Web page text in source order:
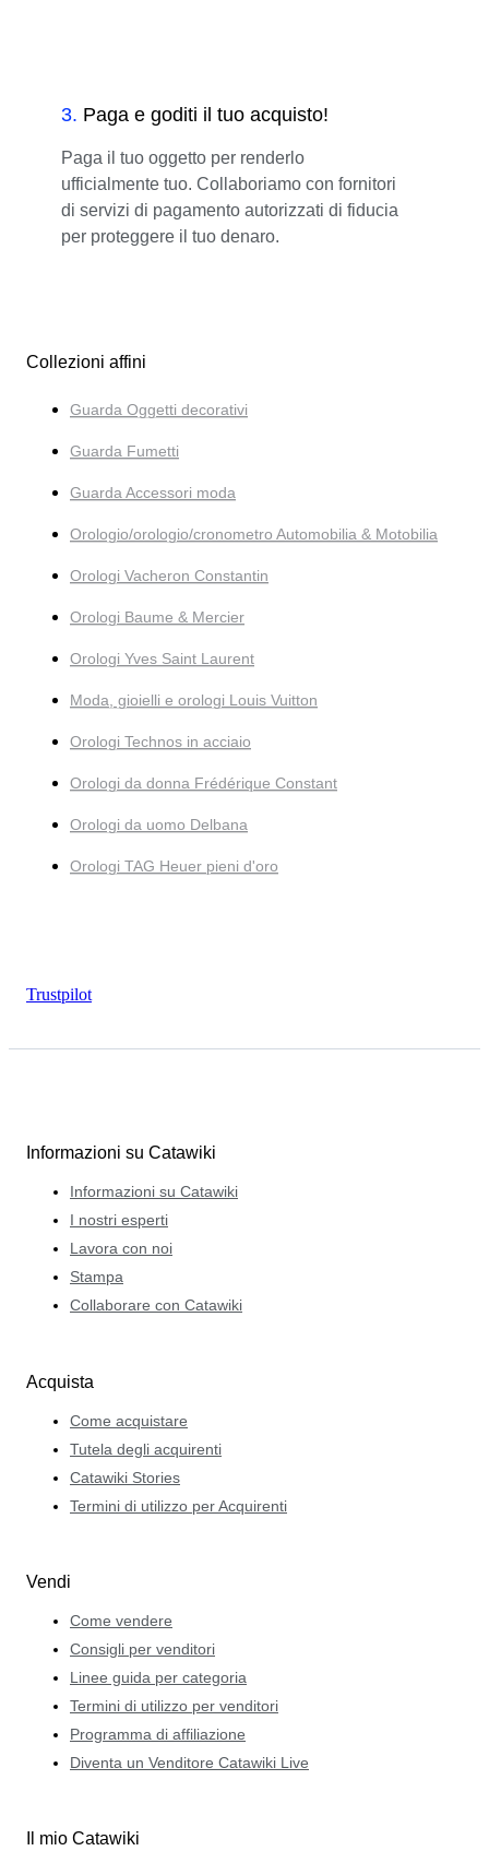
3. Paga e goditi il tuo acquisto!
Paga il tuo oggetto per renderlo
ufficialmente tuo. Collaboriamo con fornitori
di servizi di pagamento autorizzati di fiducia
per proteggere il tuo denaro.
Collezioni affini
Guarda Oggetti decorativi
Guarda Fumetti
Guarda Accessori moda
Orologio/orologio/cronometro Automobilia & Motobilia
Orologi Vacheron Constantin
Orologi Baume & Mercier
Orologi Yves Saint Laurent
Moda, gioielli e orologi Louis Vuitton
Orologi Technos in acciaio
Orologi da donna Frédérique Constant
Orologi da uomo Delbana
Orologi TAG Heuer pieni d'oro
Trustpilot
Informazioni su Catawiki
Informazioni su Catawiki
I nostri esperti
Lavora con noi
Stampa
Collaborare con Catawiki
Acquista
Come acquistare
Tutela degli acquirenti
Catawiki Stories
Termini di utilizzo per Acquirenti
Vendi
Come vendere
Consigli per venditori
Linee guida per categoria
Termini di utilizzo per venditori
Programma di affiliazione
Diventa un Venditore Catawiki Live
Il mio Catawiki